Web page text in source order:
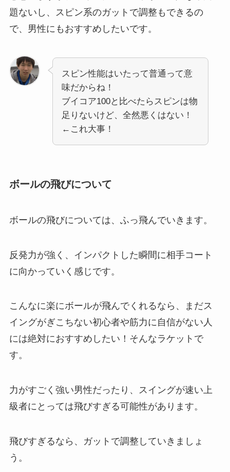
題ないし、スピン系のガットで調整もできるの
で、男性にもおすすめしたいです。
スピン性能はいたって普通って意
味だからね！
ブイコア100と比べたらスピンは物
足りないけど、全然悪くはない！
←これ大事！
ボールの飛びについて
ボールの飛びについては、ふっ飛んでいきます。
反発力が強く、インパクトした瞬間に相手コート
に向かっていく感じです。
こんなに楽にボールが飛んでくれるなら、まだス
イングがぎこちない初心者や筋力に自信がない人
には絶対におすすめしたい！そんなラケットで
す。
力がすごく強い男性だったり、スイングが速い上
級者にとっては飛びすぎる可能性があります。
飛びすぎるなら、ガットで調整していきましょ
う。